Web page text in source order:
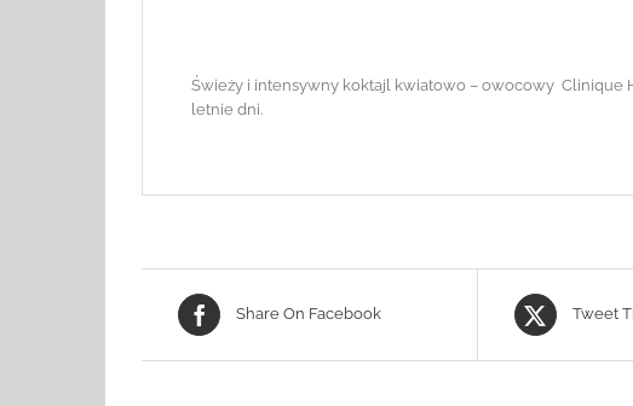
Świeży i intensywny koktajl kwiatowo – owocowy Clinique
letnie dni.
Share On Facebook Tweet